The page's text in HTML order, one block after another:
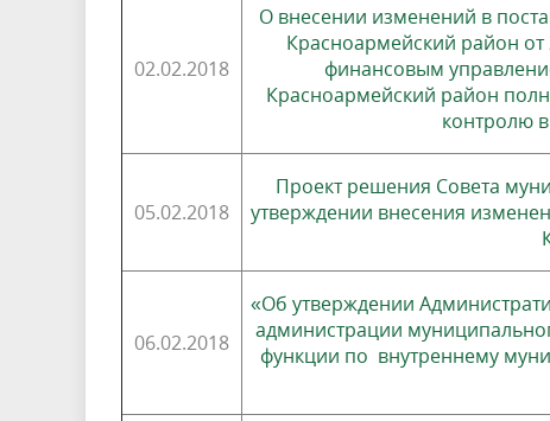
02.02.2018
О внесении изменений в
Красноармейский район
финансовым
Красноармейский район
контролю
05.02.2018
Проект решения Совета
утверждении внесения
06.02.2018
«Об утверждении
администрации
функции по внутреннему